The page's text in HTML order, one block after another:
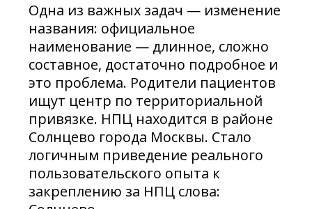
Одна из важных задач — изменение
названия: официальное
наименование — длинное, сложно
составное, достаточно подробное и
это проблема. Родители пациентов
ищут центр по территориальной
привязке. НПЦ находится в районе
Солнцево города Москвы. Стало
логичным приведение реального
пользовательского опыта к
закреплению за НПЦ слова: